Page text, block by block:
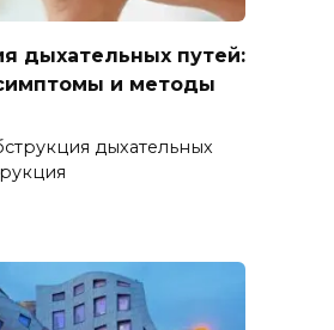
дыхательных путей:
и методы
дыхательных